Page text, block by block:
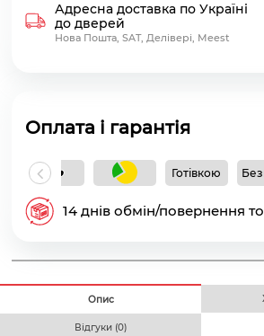
Адресна доставка по Україні
до дверей
Нова Пошта, SAT, Делівері, Meest
Оплата і гарантія
Готівкою
14 днів обмін/повернення
Опис
Відгуки (0)